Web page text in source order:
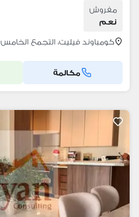
مفروش
نعم
كومباوند فيليت، التجمع الخامس
مكالمة